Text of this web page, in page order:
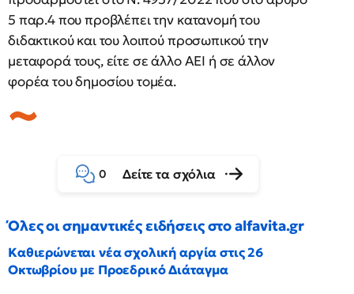
5 παρ.4 που προβλέπει την κατανομή του
διδακτικού και του λοιπού προσωπικού την
μεταφορά τους, είτε σε άλλο ΑΕΙ ή σε άλλον
φορέα του δημοσίου τομέα.
0 Δείτε τα σχόλια
Όλες οι σημαντικές ειδήσεις στο alfavita.gr
Καθιερώνεται νέα σχολική αργία στις 26
Οκτωβρίου με Προεδρικό Διάταγμα